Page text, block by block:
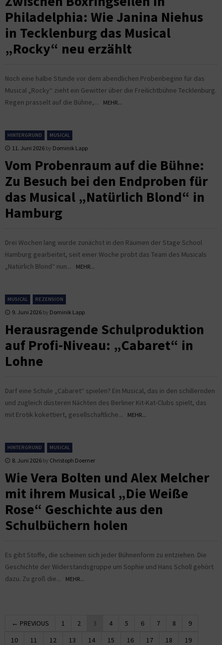
Philadelphia: Wie Janina Niehus
in Tecklenburg das Musical
„Rocky“ neu erzählt
Noch eine halbe Stunde vor dem abendlichen Probenbeginn für das
Musical „Rocky“ zieht ein Gewitter über die Freilichtbühne Tecklenburg.
Regen prasselt auf die Bühne,...
MEHR...
HINTERGRUND MUSICAL
11. Juni 2026 by Dominik Lapp
Vom Probenraum auf die Bühne:
Zu Besuch bei den Endproben für
das Musical „Natürlich Blond“ in
Hamburg
Drei Wochen lang wurde zunächst in den Räumen der Stage School
Hamburg gearbeitet, seit einer Woche probt das Team des Musicals
„Natürlich Blond“ nun...
MEHR...
MUSICAL REZENSION
9. Juni 2026 by Dominik Lapp
Herausragende Schulproduktion
auf Profi-Niveau: „Cabaret“ in
Lohne
Darf eine Schule „Cabaret“ spielen? Ein Musical, das in den schillernden
und zugleich düsteren Nächten des Berliner Kit-Kat-Clubs spielt, das
mit Erotik kokettiert, gesellschaftliche...
MEHR...
HINTERGRUND MUSICAL
8. Juni 2026 by Christoph Doerner
Wie Vera Bolten und Alex Melcher
mit ihrem Musical „Die Weiße
Rose“ Geschichte aus den
Schulbüchern holen
Es gibt Stoffe, die scheinen sich jeder Bühnenform zu entziehen. Die
Geschichte der Widerstandsgruppe um Sophie und Hans Scholl gehört
dazu. Zu groß die...
MEHR...
← PREVIOUS 1 2 3 4 5 6 7 8
9
10
11 12 13 14 15 16 17 18
19